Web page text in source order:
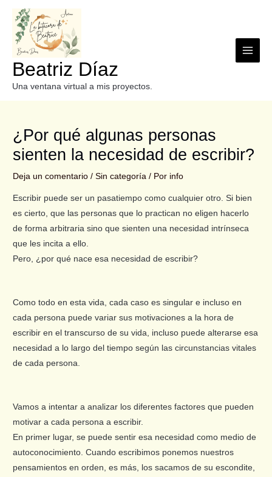
Beatriz Díaz
Una ventana virtual a mis proyectos.
¿Por qué algunas personas
sienten la necesidad de escribir?
Deja un comentario /Sin categoría / Por info
Escribir puede ser un pasatiempo como cualquier otro. Si bien
es cierto, que las personas que lo practican no eligen hacerlo
de forma arbitraria sino que sienten una necesidad intrínseca
que les incita a ello.
Pero, ¿por qué nace esa necesidad de escribir?
Como todo en esta vida, cada caso es singular e incluso en
cada persona puede variar sus motivaciones a la hora de
escribir en el transcurso de su vida, incluso puede alterarse esa
necesidad a lo largo del tiempo según las circunstancias vitales
de cada persona.
Vamos a intentar a analizar los diferentes factores que pueden
motivar a cada persona a escribir.
En primer lugar, se puede sentir esa necesidad como medio de
autoconocimiento. Cuando escribimos ponemos nuestros
pensamientos en orden, es más, los sacamos de su escondite,